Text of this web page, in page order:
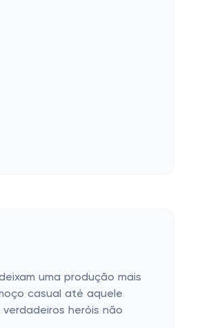
uma produção mais
casual até aquele
heróis não